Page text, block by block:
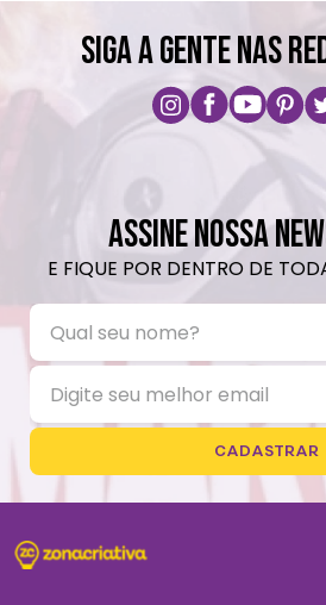
SIGA A GENTE NAS
ASSINE NOSSA
E FIQUE POR DENTRO DE
CADASTRAR